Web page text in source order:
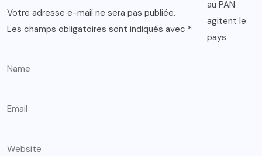
Votre adresse e-mail ne sera pas publiée.
Les champs obligatoires sont indiqués avec *